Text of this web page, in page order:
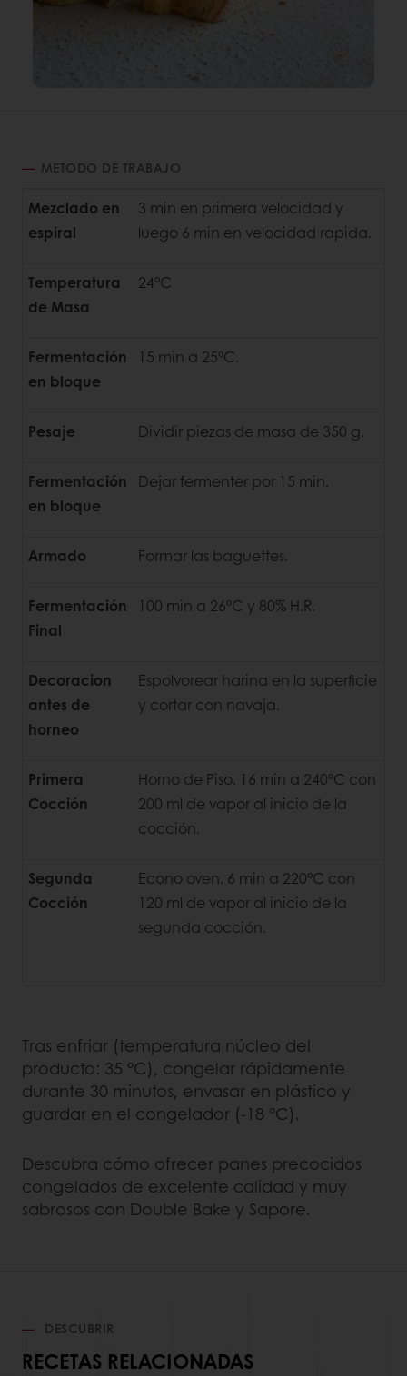
METODO DE TRABAJO
Mezclado en
espiral
3 min en primera velocidad y
luego 6 min en velocidad rapida.
Temperatura
de Masa
24°C
Fermentación
en bloque
15 min a 25°C.
Pesaje Dividir piezas de masa de 350 g.
Fermentación
en bloque
Dejar fermenter por 15 min.
Armado Formar las baguettes.
Fermentación
Final
100 min a 26°C y 80% H.R.
Decoracion
antes de
horneo
Espolvorear harina en la superficie
y cortar con navaja.
Primera
Cocción
Horno de Piso. 16 min a 240°C con
200 ml de vapor al inicio de la
cocción.
Segunda
Cocción
Econo oven. 6 min a 220°C con
120 ml de vapor al inicio de la
segunda cocción.
Tras enfriar (temperatura núcleo del
producto: 35 °C), congelar rápidamente
durante 30 minutos, envasar en plástico y
guardar en el congelador (-18 °C).
Descubra cómo ofrecer panes precocidos
congelados de excelente calidad y muy
sabrosos con Double Bake y Sapore.
DESCUBRIR
RECETAS RELACIONADAS